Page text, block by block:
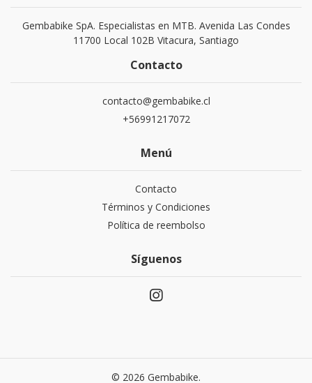
Gembabike SpA. Especialistas en MTB. Avenida Las Condes
11700 Local 102B Vitacura, Santiago
Contacto
contacto@gembabike.cl
+56991217072
Menú
Contacto
Términos y Condiciones
Política de reembolso
Síguenos
© 2026 Gembabike.